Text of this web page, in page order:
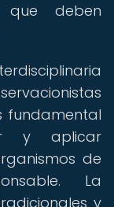
que deben
fundamental
y aplicar
de
La
y